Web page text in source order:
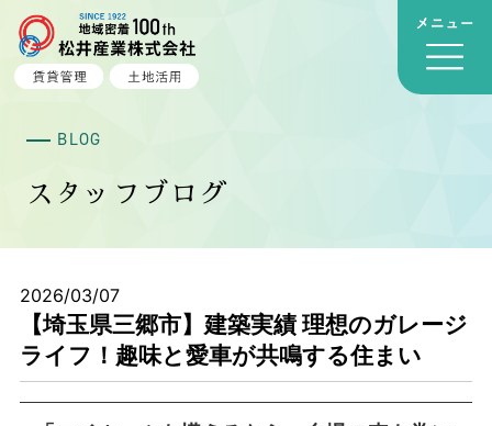
BLOG
スタッフブログ
2026/03/07
【埼玉県三郷市】建築実績 理想のガレージ
ライフ！趣味と愛車が共鳴する住まい